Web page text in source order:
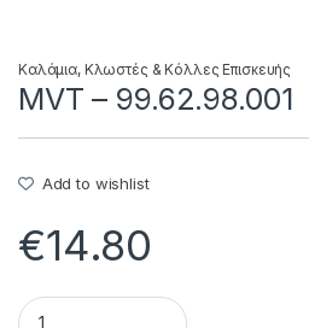
Καλάμια, Κλωστές & Κόλλες Επισκευής
MVT – 99.62.98.001
Add to wishlist
€14.80
MVT - 99.62.98.001 quantity